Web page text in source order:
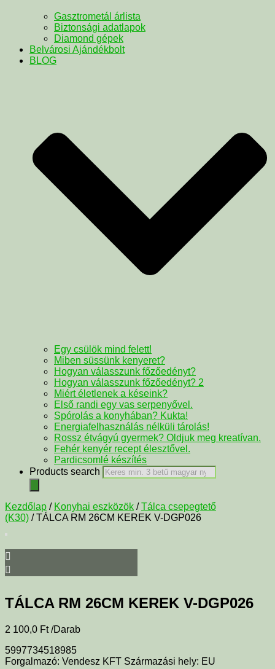
Gasztrometál árlista
Biztonsági adatlapok
Diamond gépek
Belvárosi Ajándékbolt
BLOG
Egy csülök mind felett!
Miben süssünk kenyeret?
Hogyan válasszunk főzőedényt?
Hogyan válasszunk főzőedényt? 2
Miért életlenek a késeink?
Első randi egy vas serpenyővel.
Spórolás a konyhában? Kukta!
Energiafelhasználás nélküli tárolás!
Rossz étvágyú gyermek? Oldjuk meg kreatívan.
Fehér kenyér recept élesztővel.
Pardicsomlé készítés
Products search
Kezdőlap / Konyhai eszközök /Tálca csepegtető
(K30) / TÁLCA RM 26CM KEREK V-DGP026
TÁLCA RM 26CM KEREK V-DGP026
2 100,0 Ft /Darab
5997734518985
Forgalmazó: Vendesz KFT Származási hely: EU